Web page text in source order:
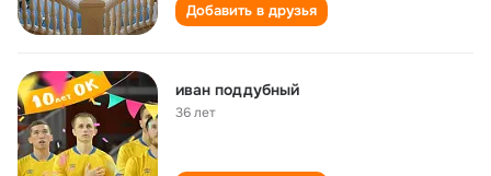
Добавить в друзья
иван поддубный
36 лет